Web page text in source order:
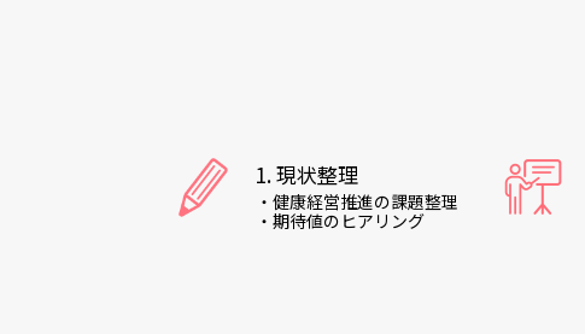
1. 現状整理
・健康経営推進の課題整理
・期待値のヒアリング